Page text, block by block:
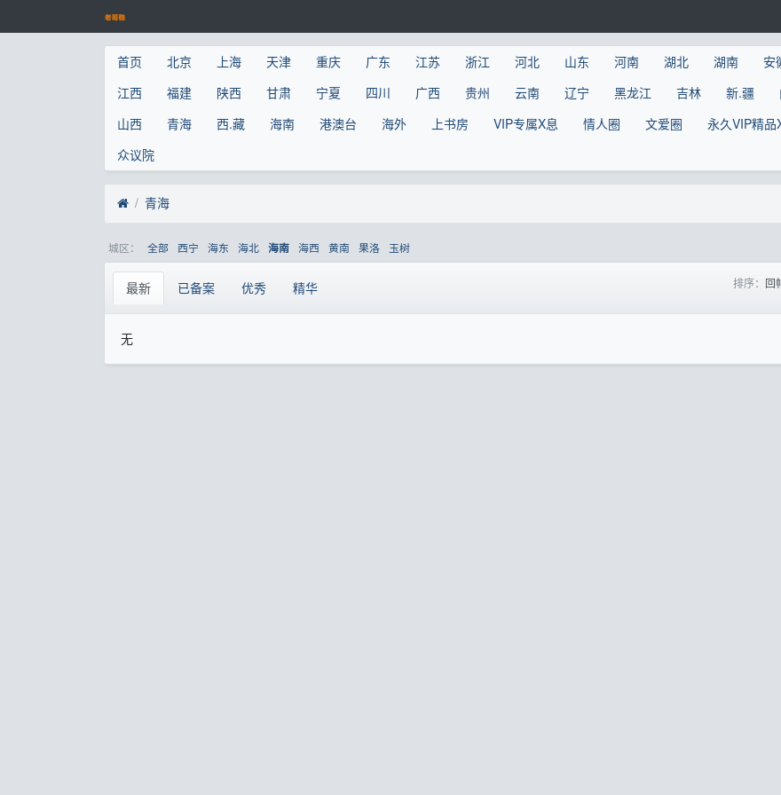
首页 北京 上海 天津 重庆 广东 江苏 浙江 河北 山东 河南 湖北 湖南
安
江西
福建 陕西 甘肃 宁夏 四川 广西 贵州 云南 辽宁 黑龙江 吉林 新.疆
山西
青海 西.藏 海南 港澳台 海外 上书房 VIP专属X息 情人圈 文爱圈
永久VIP精品
众议院
青海
城区： 全部 西宁 海东 海北 海南 海西 黄南 果洛 玉树
最新 已备案 优秀 精华 排序： 回
无